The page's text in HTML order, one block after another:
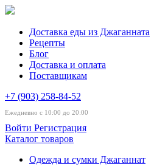
Доставка еды из Джаганната
Рецепты
Блог
Доставка и оплата
Поставщикам
+7 (903) 258-84-52
Ежедневно с 10:00 до 20:00
Войти Регистрация
Каталог товаров
Одежда и сумки Джаганнат